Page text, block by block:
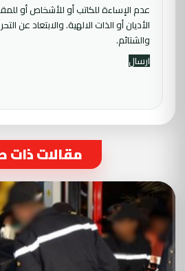
عدم الإساءة للكاتب أو للأشخاص أو
الأديان أو الذات الالهية. والابتعاد عن
والشتائم.
مقالات ذات